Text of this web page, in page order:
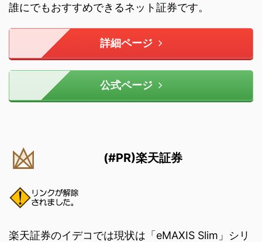
誰にでもおすすめできるネット証券です。
詳細ページ
公式ページ
(#PR)楽天証券
楽天証券のイデコでは現状は「eMAXIS Slim」シリ